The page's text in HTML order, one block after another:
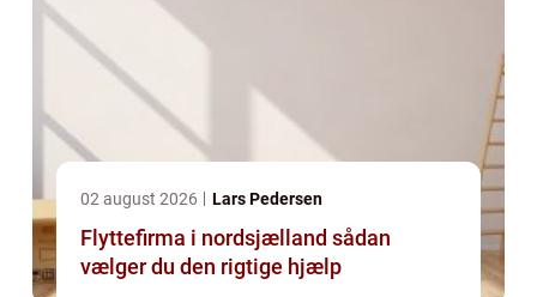
02 august 2026 Lars Pedersen
Flyttefirma i nordsjælland sådan
vælger du den rigtige hjælp